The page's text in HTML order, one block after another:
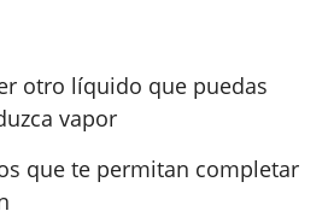
otro líquido que puedas
vapor
que te permitan completar